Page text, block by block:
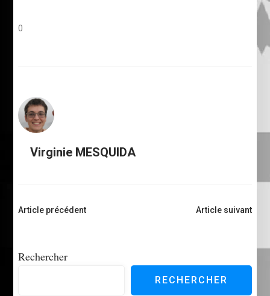
0
Virginie MESQUIDA
Navigation
Article précédent Article suivant
Rechercher
RECHERCHER